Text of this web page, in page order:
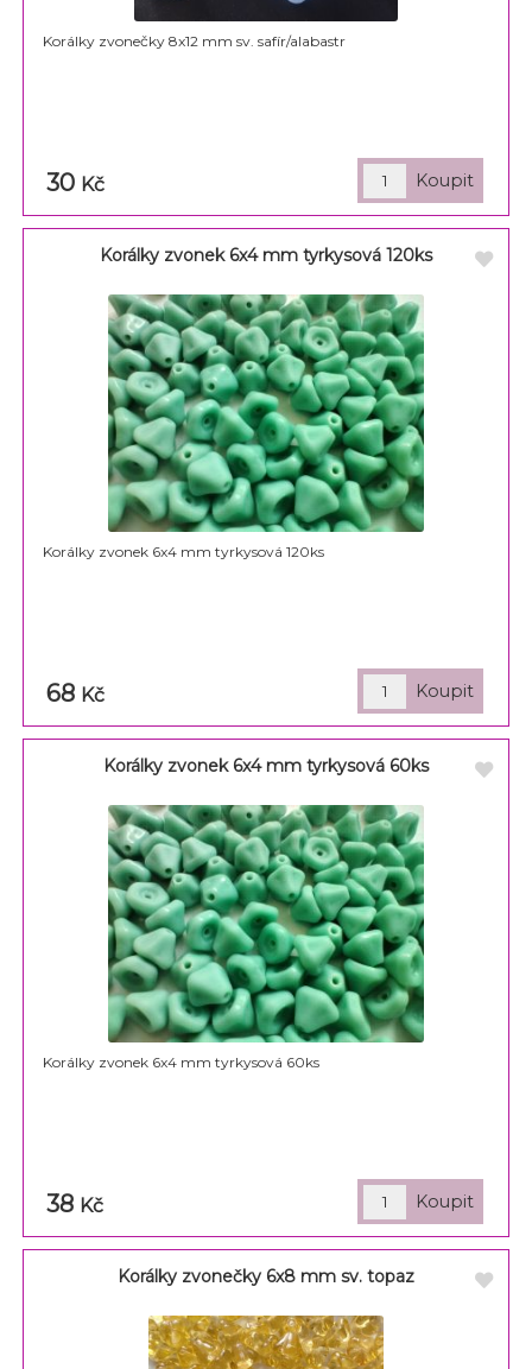
Korálky zvonečky 8x12 mm sv. safír/alabastr
30 Kč
Korálky zvonek 6x4 mm tyrkysová 120ks
Korálky zvonek 6x4 mm tyrkysová 120ks
68 Kč
Korálky zvonek 6x4 mm tyrkysová 60ks
Korálky zvonek 6x4 mm tyrkysová 60ks
38 Kč
Korálky zvonečky 6x8 mm sv. topaz